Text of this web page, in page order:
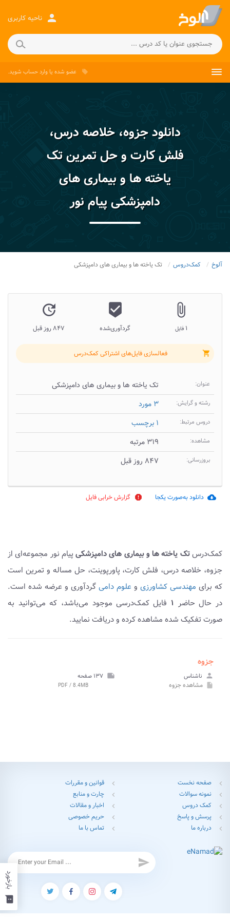
person ناحیه کاربری
local_offer عضو شده یاوارد حساب شوید.
دانلود جزوه، خلاصه درس،
فلش کارت و حل تمرین تک
یاخته ها و بیماری های
دامپزشکی پیام نور
آلوخ کمک‌دروس تک یاخته ها و بیماری های دامپزشکی
attach_file
۱ فایل
beenhere
گردآوری‌شده
update
۸۴۷ روز قبل
shopping_cart فعالسازی فایل‌های اشتراکی کمک‌درس
عنوان: تک یاخته ها و بیماری های دامپزشکی
رشته و گرایش: ۳ مورد
دروس مرتبط: ۱ برچسب
مشاهده: ۳۱۹ مرتبه
بروزرسانی: ۸۴۷ روز قبل
cloud_download دانلود به‌صورت یکجا report گزارش خرابی فایل
کمک‌درستک یاخته ها و بیماری های دامپزشکیپیام نور مجموعه‌ای از
جزوه، خلاصه درس، فلش کارت، پاورپوینت، حل مساله و تمرین است
که برای مهندسی کشاورزی و علوم دامی گردآوری و عرضه شده است.
در حال حاضر ۱ فایل کمک‌درسی موجود می‌باشد، که می‌توانید به
صورت تفکیک شده مشاهده کرده و دریافت نمایید.
جزوه
person ناشناس note ۱۳۷ صفحه
insert_drive_file مشاهدهجزوه PDF / 8.4MB
feedback
بازخورد
chevron_left صفحه نخست chevron_left قوانین و مقررات
chevron_left نمونه سوالات chevron_left چارت و منابع
chevron_left کمک دروس chevron_left اخبار و مقالات
chevron_left پرسش و پاسخ chevron_left حریم خصوصی
chevron_left درباره ما chevron_left تماس با ما
send